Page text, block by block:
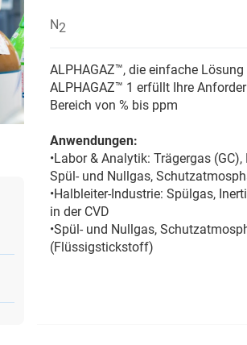
N2
ALPHAGAZ™, die einfache
ALPHAGAZ™ 1 erfüllt Ihre
Bereich von % bis ppm
Anwendungen:
•Labor & Analytik: Trägergas
Spül- und Nullgas,
•Halbleiter-Industrie: Spülgas,
in der CVD
•Spül- und Nullgas,
(Flüssigstickstoff)